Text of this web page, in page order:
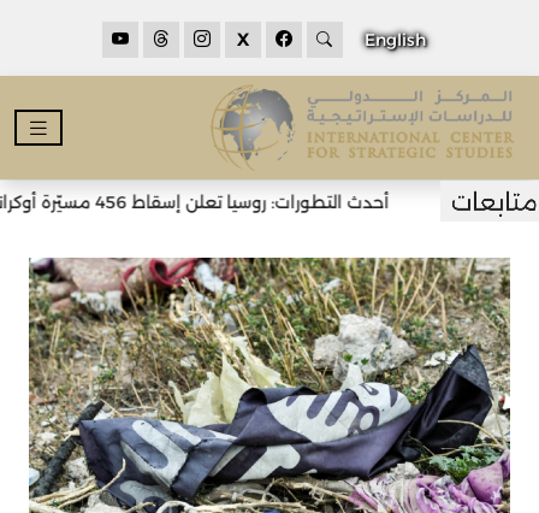
English
X
أحدث التطورات: روسيا تعلن إسقاط 456 مسيّرة أوكرانية خلال الليل وسقوط قتلى